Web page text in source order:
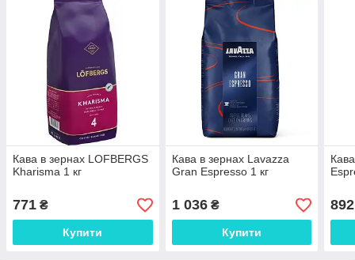
Кава в зернах LOFBERGS
Kharisma 1 кг
771 ₴
Купити
Кава в зернах Lavazza
Gran Espresso 1 кг
1 036₴
Купити
892